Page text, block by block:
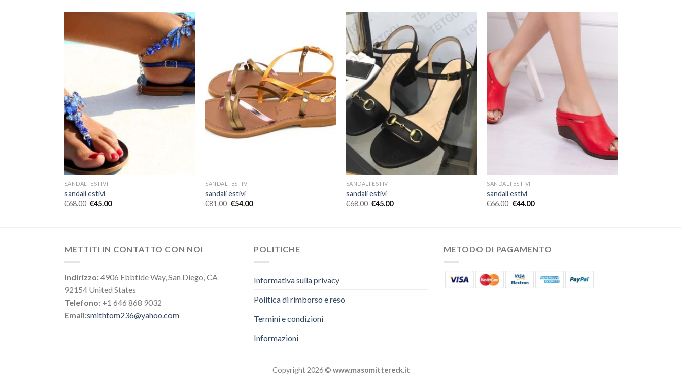
SANDALI ESTIVI
sandali estivi
€68.00 €45.00
SANDALI ESTIVI
sandali estivi
€81.00 €54.00
SANDALI ESTIVI
sandali estivi
€68.00 €45.00
SANDALI ESTIVI
sandali estivi
€66.00 €44.00
METTITI IN CONTATTO CON NOI
Indirizzo:4906 Ebbtide Way, San Diego, CA
92154 United States
Telefono: +1 646 868 9032
Email:smithtom236@yahoo.com
POLITICHE
Informativa sulla privacy
Politica di rimborso e reso
Termini e condizioni
Informazioni
METODO DI PAGAMENTO
Copyright 2026 © www.masomittereck.it